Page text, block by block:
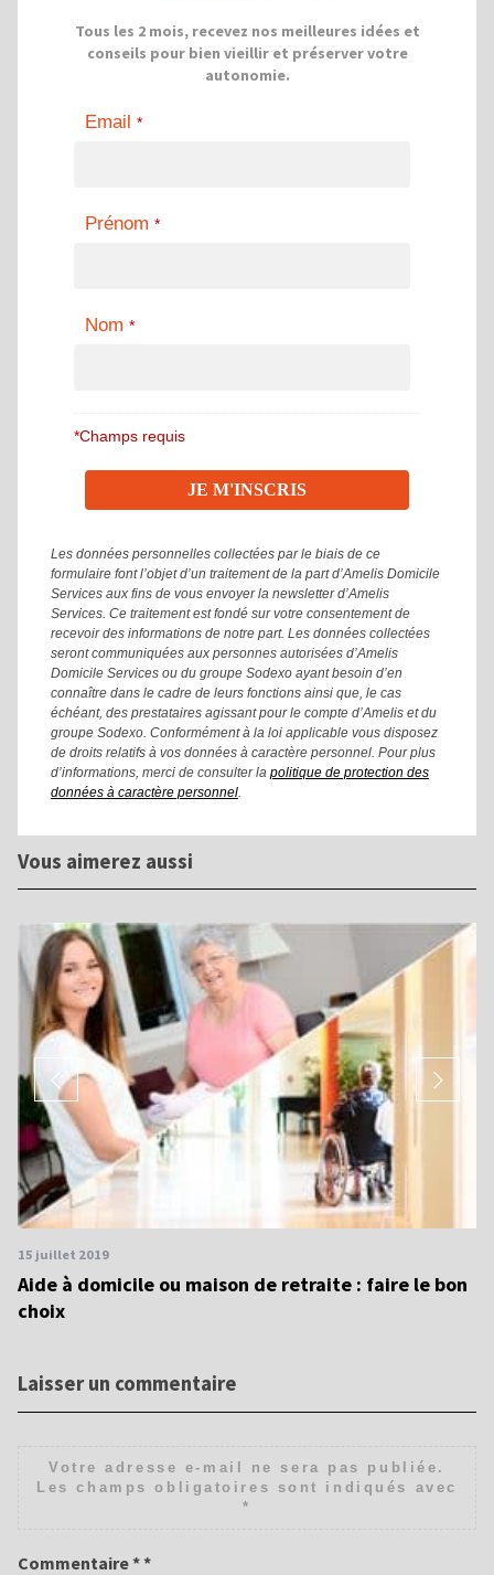
Tous les 2 mois, recevez nos meilleures idées et
conseils pour bien vieillir et préserver votre
autonomie.
Email *
Prénom *
Nom *
*Champs requis
Les données personnelles collectées par le biais de ce
formulaire font l’objet d’un traitement de la part d’Amelis Domicile
Services aux fins de vous envoyer la newsletter d’Amelis
Services. Ce traitement est fondé sur votre consentement de
recevoir des informations de notre part. Les données collectées
seront communiquées aux personnes autorisées d’Amelis
Domicile Services ou du groupe Sodexo ayant besoin d’en
connaître dans le cadre de leurs fonctions ainsi que, le cas
échéant, des prestataires agissant pour le compte d’Amelis et du
groupe Sodexo. Conformément à la loi applicable vous disposez
de droits relatifs à vos données à caractère personnel. Pour plus
d’informations, merci de consulter la politique de protection des
données à caractère personnel
Vous aimerez aussi
15 juillet 2019
Aide à domicile ou maison de retraite : faire le bon
choix
Laisser un commentaire
Votre adresse e-mail ne sera pas publiée.
Les champs obligatoires sont indiqués avec
*
Commentaire*